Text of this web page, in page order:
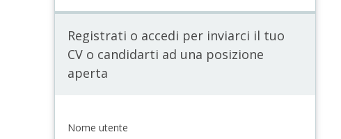
Registrati o accedi per inviarci il tuo
CV o candidarti ad una posizione
aperta
Nome utente